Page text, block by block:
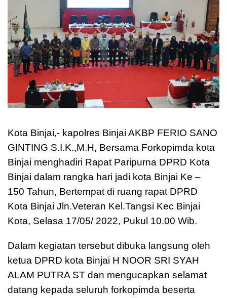
Kota Binjai,- kapolres Binjai AKBP FERIO SANO
GINTING S.I.K.,M.H, Bersama Forkopimda kota
Binjai menghadiri Rapat Paripurna DPRD Kota
Binjai dalam rangka hari jadi kota Binjai Ke –
150 Tahun, Bertempat di ruang rapat DPRD
Kota Binjai Jln.Veteran Kel.Tangsi Kec Binjai
Kota, Selasa 17/05/ 2022, Pukul 10.00 Wib.
Dalam kegiatan tersebut dibuka langsung oleh
ketua DPRD kota Binjai H NOOR SRI SYAH
ALAM PUTRA ST dan mengucapkan selamat
datang kepada seluruh forkopimda beserta